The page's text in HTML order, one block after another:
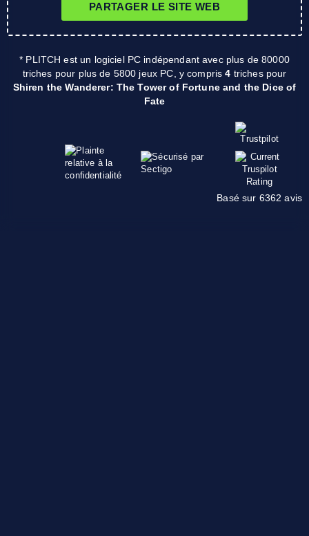
PARTAGER LE SITE WEB
* PLITCH est un logiciel PC indépendant avec plus de 80000
triches pour plus de 5800 jeux PC, y compris4 triches pour
Shiren the Wanderer: The Tower of Fortune and the Dice of
Fate
Basé sur 6362 avis